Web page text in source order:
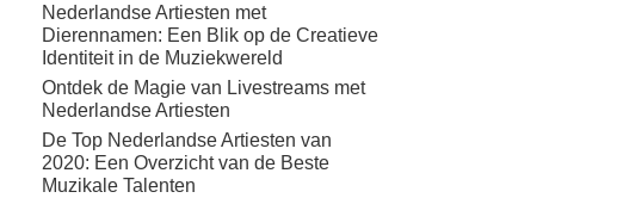
Nederlandse Artiesten met
Dierennamen: Een Blik op de Creatieve
Identiteit in de Muziekwereld
Ontdek de Magie van Livestreams met
Nederlandse Artiesten
De Top Nederlandse Artiesten van
2020: Een Overzicht van de Beste
Muzikale Talenten